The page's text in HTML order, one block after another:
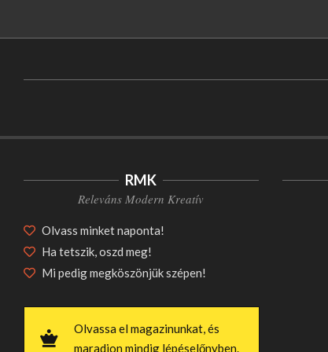
RMK
Releváns Modern Kreatív
Olvass minket naponta!
Ha tetszik, oszd meg!
Mi pedig megköszönjük szépen!
Olvassa el magazinunkat, és
maradjon mindig lépéselőnyben.